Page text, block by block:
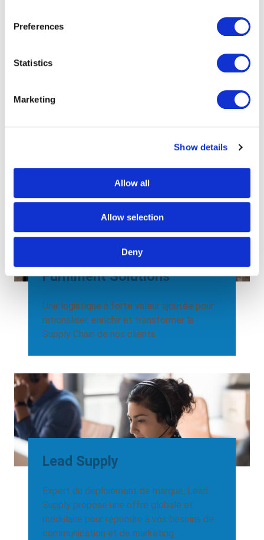
Preferences
Statistics
Marketing
Show details
Allow all
Allow selection
Deny
nos clients nous délèguent au quotidien
opérons, optimisons et transformons par
Fulfilment Solutions
Une logistique à forte valeur ajoutée pour
rationaliser, enrichir et transformer la
Supply Chain de nos clients.
Lead Supply
Expert du déploiement de marque, Lead
Supply propose une offre globale et
modulaire pour répondre à vos besoins de
communication et de marketing.